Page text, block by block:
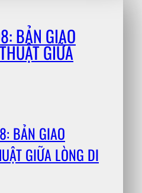
BẢN GIAO
GIỮA